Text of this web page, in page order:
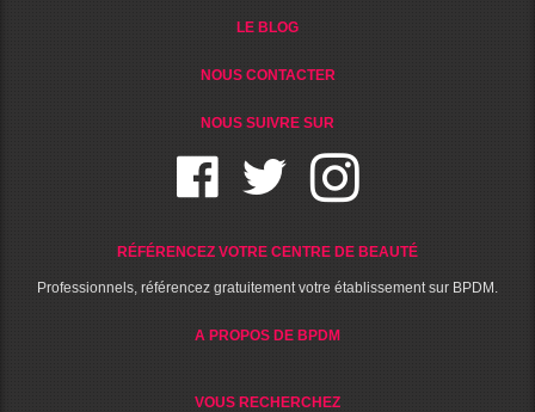
LE BLOG
NOUS CONTACTER
NOUS SUIVRE SUR
RÉFÉRENCEZ VOTRE CENTRE DE BEAUTÉ
Professionnels, référencez gratuitement votre établissement sur BPDM.
A PROPOS DE BPDM
VOUS RECHERCHEZ